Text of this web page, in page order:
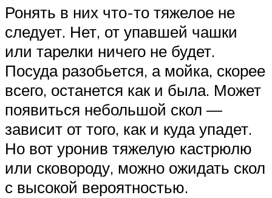
Ронять в них что-то тяжелое не
следует. Нет, от упавшей чашки
или тарелки ничего не будет.
Посуда разобьется, а мойка, скорее
всего, останется как и была. Может
появиться небольшой скол —
зависит от того, как и куда упадет.
Но вот уронив тяжелую кастрюлю
или сковороду, можно ожидать скол
с высокой вероятностью.